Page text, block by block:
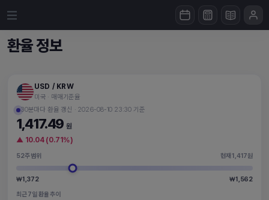
목표 환율 알림과 외화 관리, 실시간 환율
환율 정보
USD / KRW
미국 · 매매기준율
30분마다 환율 갱신 · 2026-08-10 23:30 기준
1,417.49 원
▲ 10.04 (0.71%)
52주 범위 현재 1,417원
₩1,372
₩1,562
최근 7일 환율 추이